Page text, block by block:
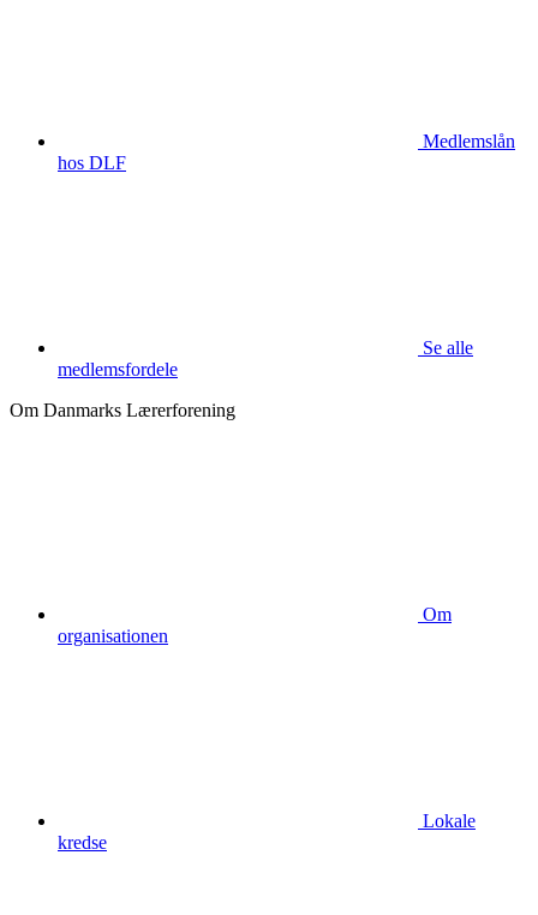
Medlemslån
hos DLF
Se alle
medlemsfordele
Om Danmarks Lærerforening
Om
organisationen
Lokale
kredse